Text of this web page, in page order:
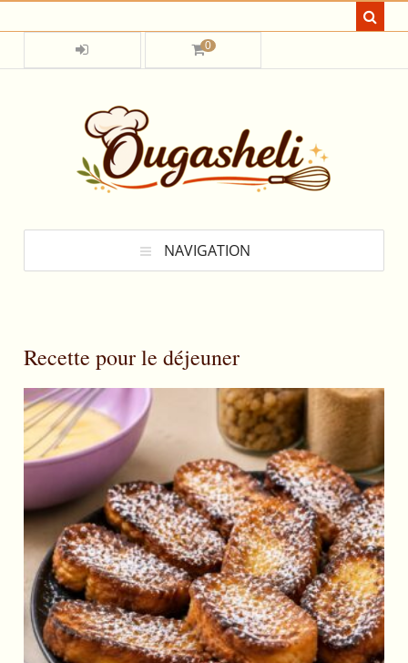
0
NAVIGATION
Recette pour le déjeuner